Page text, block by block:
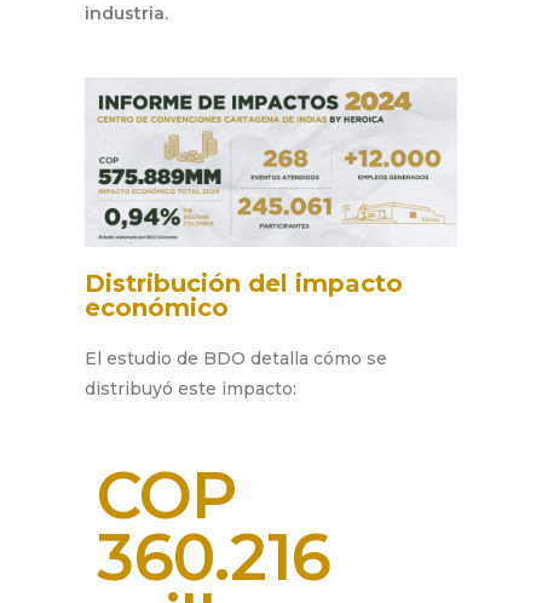
industria.
Distribución del impacto
económico
El estudio de BDO detalla cómo se
distribuyó este impacto:
COP
360.216